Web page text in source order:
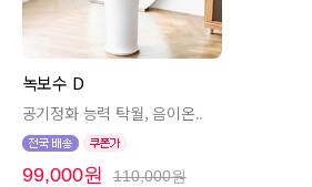
녹보수 D
공기정화 능력 탁월, 음이온..
99,000원 110,000원